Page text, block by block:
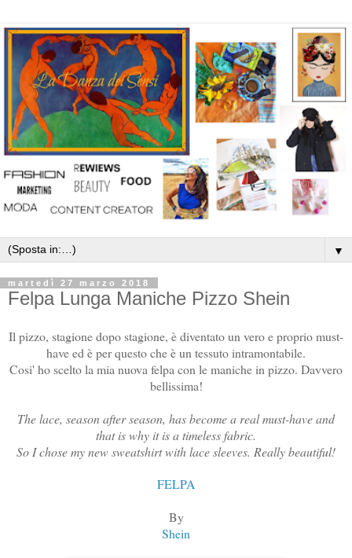
▼
martedì 27 marzo 2018
Felpa Lunga Maniche Pizzo Shein
Il pizzo, stagione dopo stagione, è diventato un vero e proprio must-
have ed è per questo che è un tessuto intramontabile.
Cosi' ho scelto la mia nuova felpa con le maniche in pizzo. Davvero
bellissima!
The lace, season after season, has become a real must-have and
that is why it is a timeless fabric.
So I chose my new sweatshirt with lace sleeves. Really beautiful!
FELPA
By
Shein